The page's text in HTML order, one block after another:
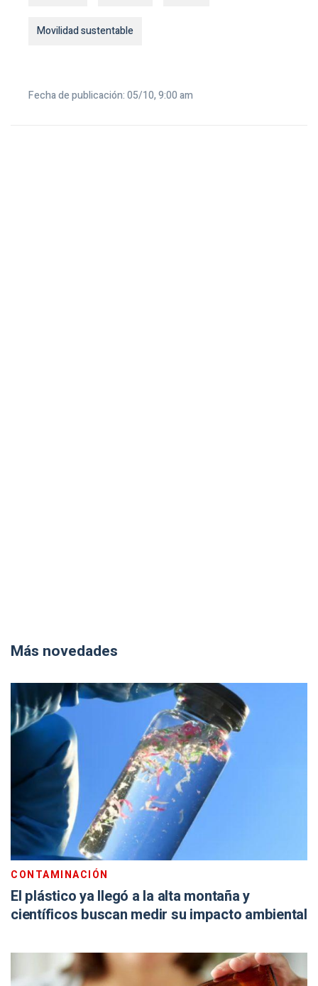
Movilidad sustentable
Fecha de publicación: 05/10, 9:00 am
Más novedades
CONTAMINACIÓN
El plástico ya llegó a la alta montaña y
científicos buscan medir su impacto ambiental